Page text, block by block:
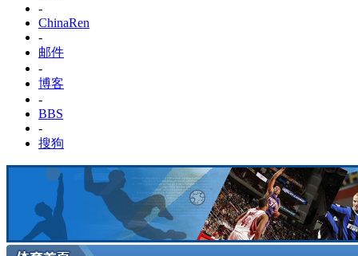
-
ChinaRen
-
邮件
-
博客
-
BBS
-
搜狗